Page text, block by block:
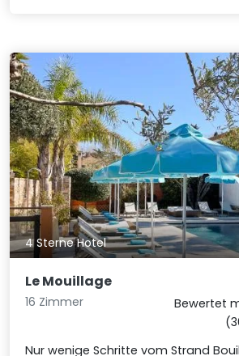
4 Sterne Hotel
Le Mouillage
16 Zimmer
Bewertet
Nur wenige Schritte vom Strand